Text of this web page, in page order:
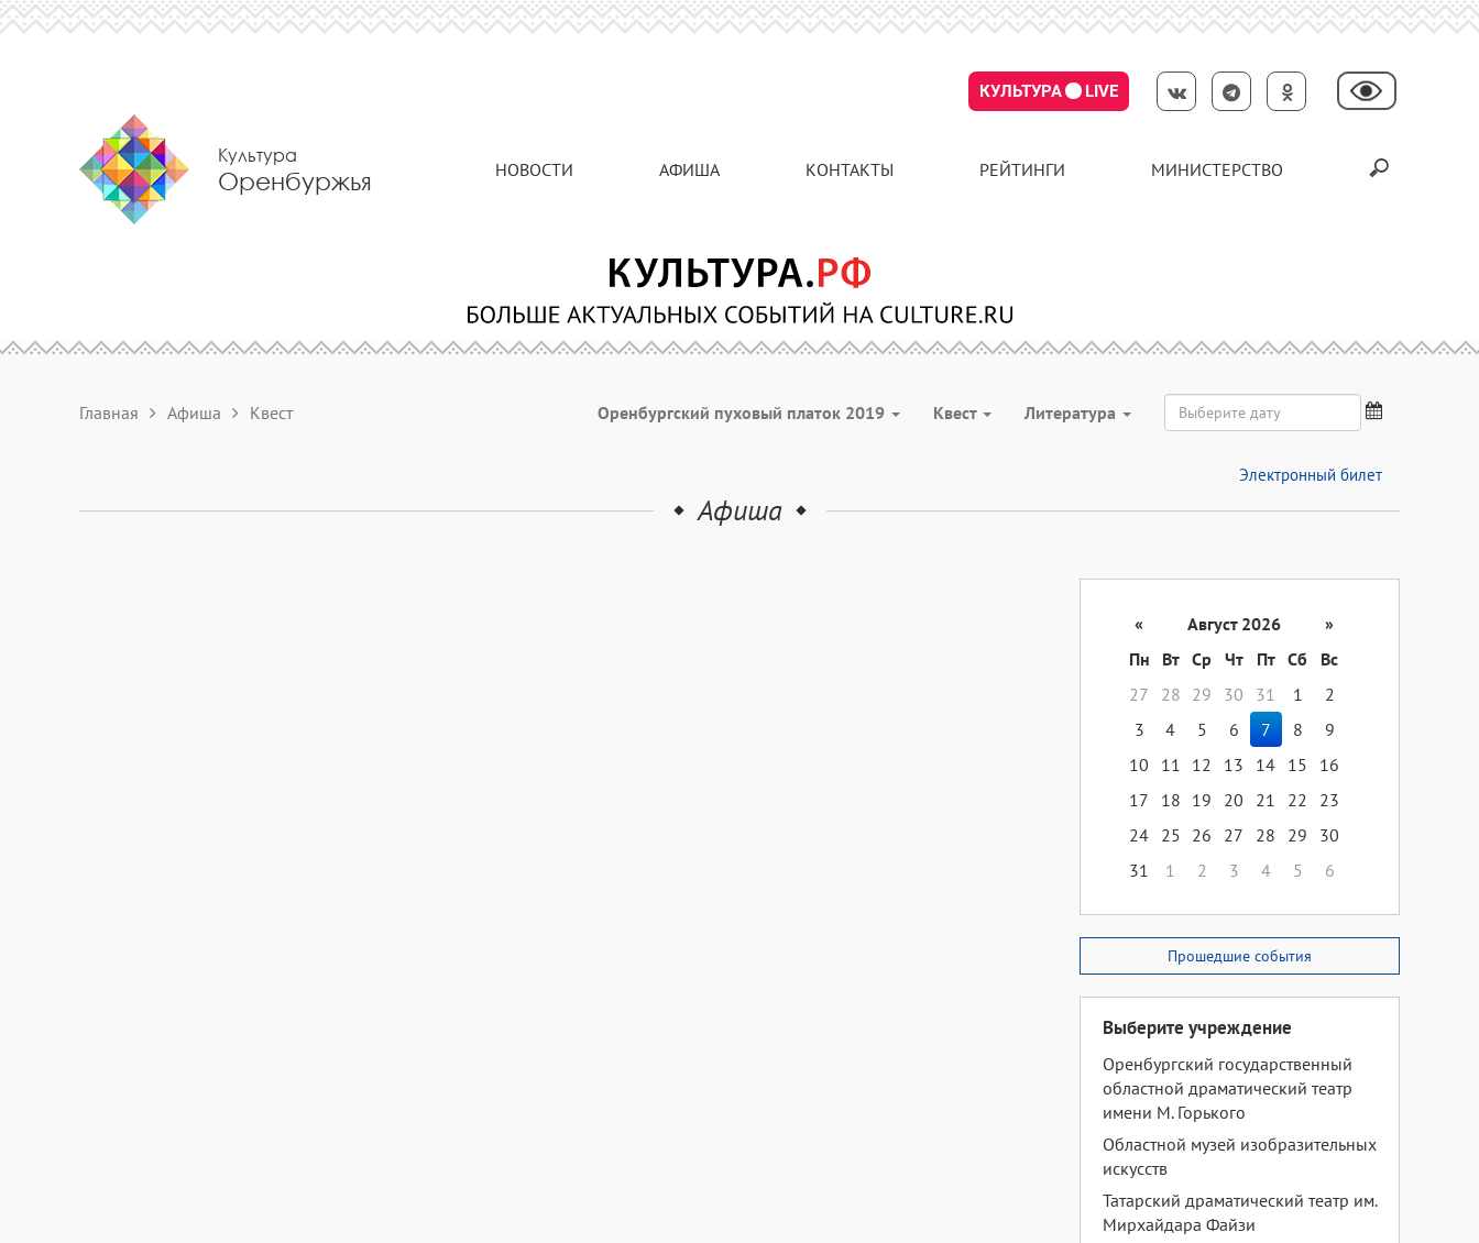
КУЛЬТУРА LIVE
Культура
Оренбуржья НОВОСТИ АФИША КОНТАКТЫ РЕЙТИНГИ МИНИСТЕРСТВО
Главная Афиша Квест Оренбургский пуховый платок 2019 Квест Литература
Электронный билет
Афиша
« Август 2026
»
Пн
Вт Ср Чт Пт Сб
Вс
27
28 29 30 31 1
2
3
4 5 6 7 8
9
10
11 12 13 14 15
16
17
18 19 20 21 22
23
24 25 26 27 28 29
30
31
1 2 3 4 5 6
Прошедшие события
Выберите учреждение
Оренбургский государственный
областной драматический театр
имени М. Горького
Областной музей изобразительных
искусств
Татарский драматический театр им.
Мирхайдара Файзи